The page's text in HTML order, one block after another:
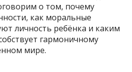
о том, почему
как моральные
личность ребёнка и каким
гармоничному
мире.